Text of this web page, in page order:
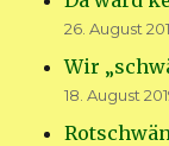
26. August
Wir
18. August